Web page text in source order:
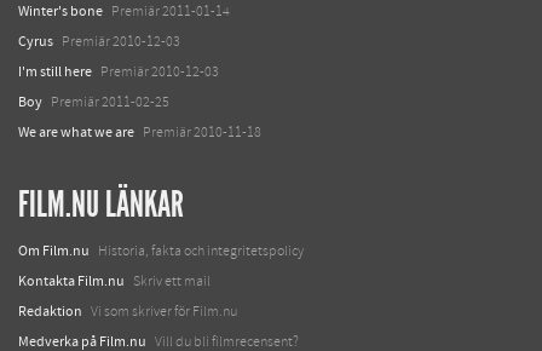
Winter's bone Premiär 2011-01-14
Cyrus Premiär 2010-12-03
I'm still here Premiär 2010-12-03
Boy Premiär 2011-02-25
We are what we are Premiär 2010-11-18
FILM.NU LÄNKAR
Om Film.nu Historia, fakta och integritetspolicy
Kontakta Film.nu Skriv ett mail
Redaktion Vi som skriver för Film.nu
Medverka på Film.nu Vill du bli filmrecensent?